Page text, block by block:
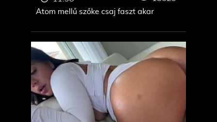
Atom mellű szőke csaj faszt akar